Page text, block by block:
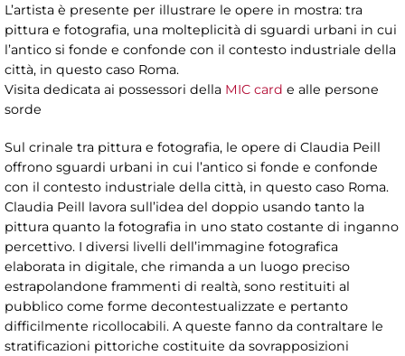
L’artista è presente per illustrare le opere in mostra: tra
pittura e fotografia, una molteplicità di sguardi urbani in cui
l’antico si fonde e confonde con il contesto industriale della
città, in questo caso Roma.
Visita dedicata ai possessori della MIC card e alle persone
sorde
Sul crinale tra pittura e fotografia, le opere di Claudia Peill
offrono sguardi urbani in cui l’antico si fonde e confonde
con il contesto industriale della città, in questo caso Roma.
Claudia Peill lavora sull’idea del doppio usando tanto la
pittura quanto la fotografia in uno stato costante di inganno
percettivo. I diversi livelli dell’immagine fotografica
elaborata in digitale, che rimanda a un luogo preciso
estrapolandone frammenti di realtà, sono restituiti al
pubblico come forme decontestualizzate e pertanto
difficilmente ricollocabili. A queste fanno da contraltare le
stratificazioni pittoriche costituite da sovrapposizioni